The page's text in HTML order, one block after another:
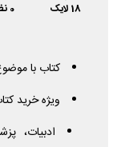
18لایک 0
کتاب با موضوع
ویژه خرید
ادبیات،